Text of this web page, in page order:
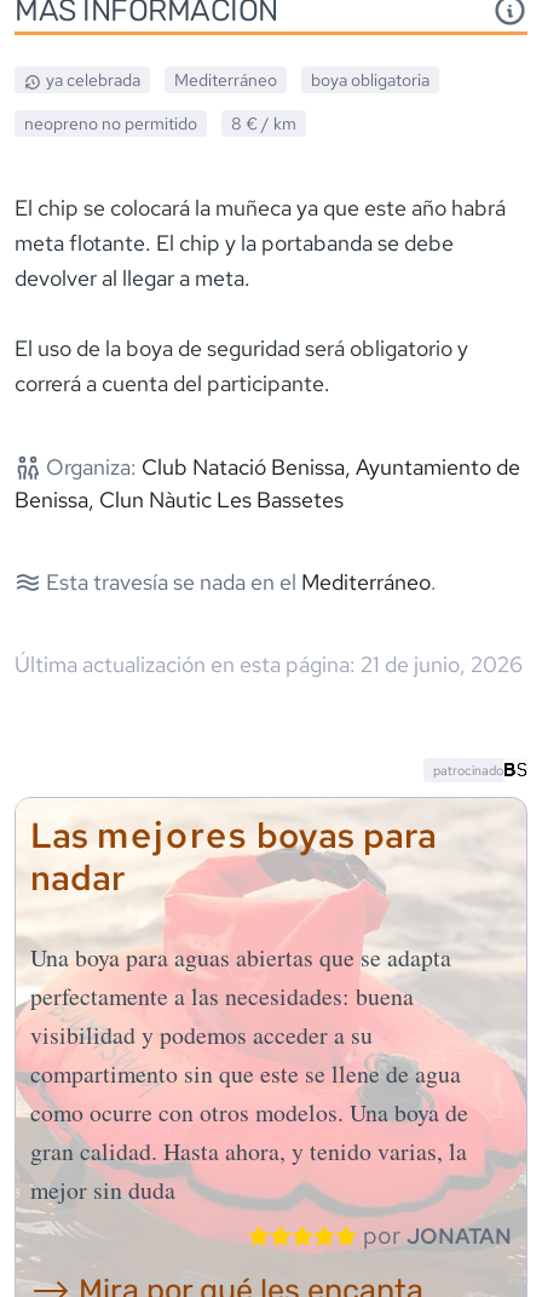
MÁS INFORMACIÓN
ya celebrada Mediterráneo
boya obligatoria
neopreno no permitido 8 € / km
El chip se colocará la muñeca ya que este año habrá
meta flotante. El chip y la portabanda se debe
devolver al llegar a meta.
El uso de la boya de seguridad será obligatorio y
correrá a cuenta del participante.
Organiza: Club Natació Benissa, Ayuntamiento de
Benissa, Clun Nàutic Les Bassetes
Esta travesía se nada en el Mediterráneo.
Última actualización en esta página: 21 de junio, 2026
Las mejores boyas para
nadar
Una boya para aguas abiertas que se adapta
perfectamente a las necesidades: buena
visibilidad y podemos acceder a su
compartimento sin que este se llene de agua
como ocurre con otros modelos. Una boya de
gran calidad. Hasta ahora, y tenido varias, la
mejor sin duda
por JONATAN
patrocinado